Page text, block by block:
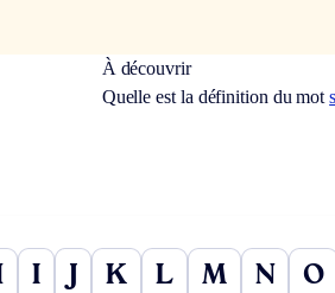
À découvrir
Quelle est la définition du mot
I J K L M N O